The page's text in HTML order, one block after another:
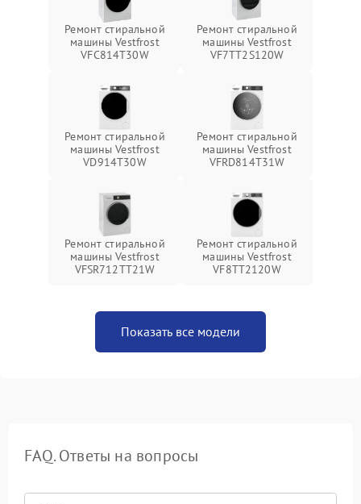
Ремонт стиральной
машины Vestfrost
VFC814T30W
Ремонт стиральной
машины Vestfrost
VF7TT2S120W
Ремонт стиральной
машины Vestfrost
VD914T30W
Ремонт стиральной
машины Vestfrost
VFRD814T31W
Ремонт стиральной
машины Vestfrost
VFSR712TT21W
Ремонт стиральной
машины Vestfrost
VF8TT2120W
Показать все модели
FAQ. Ответы на вопросы